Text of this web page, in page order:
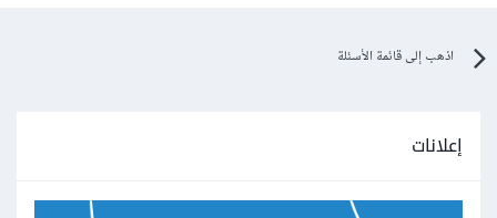
اذهب إلى قائمة الأسئلة
إعلانات